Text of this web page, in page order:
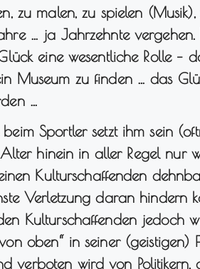
zu malen, zu spielen
… ja Jahrzehnte
eine wesentliche Rolle –
Museum zu finden … das
…
Sportler setzt ihm sein
hinein in aller Regel nur
Kulturschaffenden
Verletzung daran hindern
Kulturschaffenden jedoch
oben“ in seiner (geistigen)
verboten wird von Politikern,